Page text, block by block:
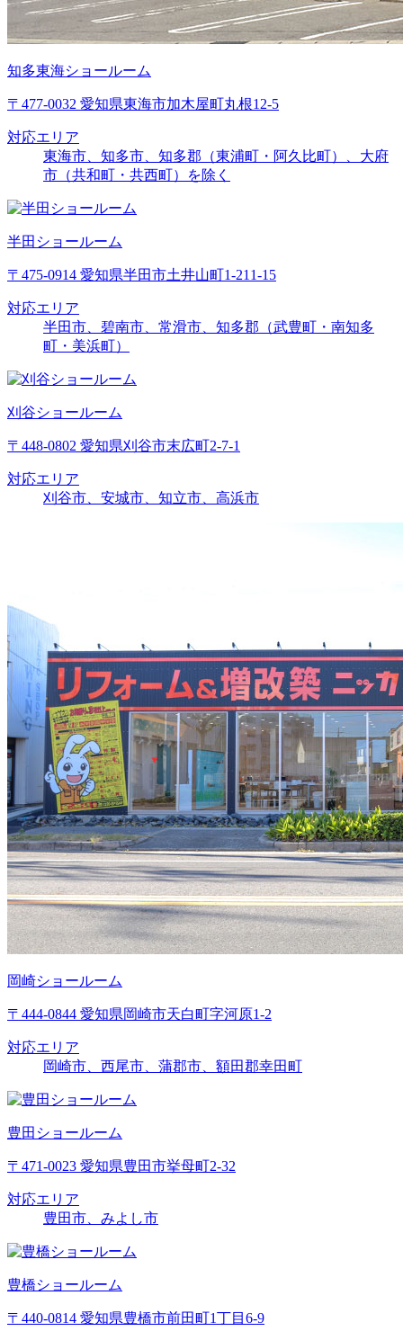
知多東海ショールーム
〒477-0032 愛知県東海市加木屋町丸根12-5
対応エリア
東海市、知多市、知多郡（東浦町・阿久比町）、大府
市（共和町・共西町）を除く
半田ショールーム
〒475-0914 愛知県半田市土井山町1-211-15
対応エリア
半田市、碧南市、常滑市、知多郡（武豊町・南知多
町・美浜町）
刈谷ショールーム
〒448-0802 愛知県刈谷市末広町2-7-1
対応エリア
刈谷市、安城市、知立市、高浜市
岡崎ショールーム
〒444-0844 愛知県岡崎市天白町字河原1-2
対応エリア
岡崎市、西尾市、蒲郡市、額田郡幸田町
豊田ショールーム
〒471-0023 愛知県豊田市挙母町2-32
対応エリア
豊田市、みよし市
豊橋ショールーム
〒440-0814 愛知県豊橋市前田町1丁目6-9